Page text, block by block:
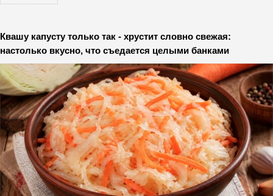
Квашу капусту только так - хрустит словно свежая:
настолько вкусно, что съедается целыми банками